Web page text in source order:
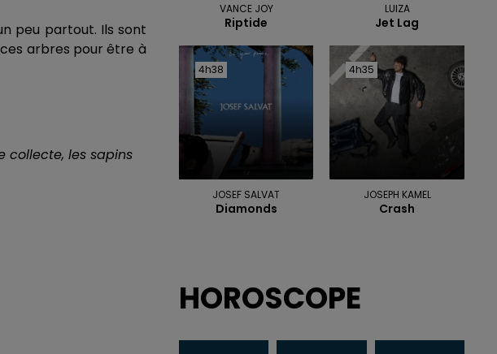
peu partout. Ils sont
arbres pour être à
collecte, les sapins
VANCE JOY
Riptide
LUIZA
Jet Lag
4h38
4h38
JOSEF SALVAT
Diamonds
4h35
4h35
JOSEPH KAMEL
Crash
HOROSCOPE